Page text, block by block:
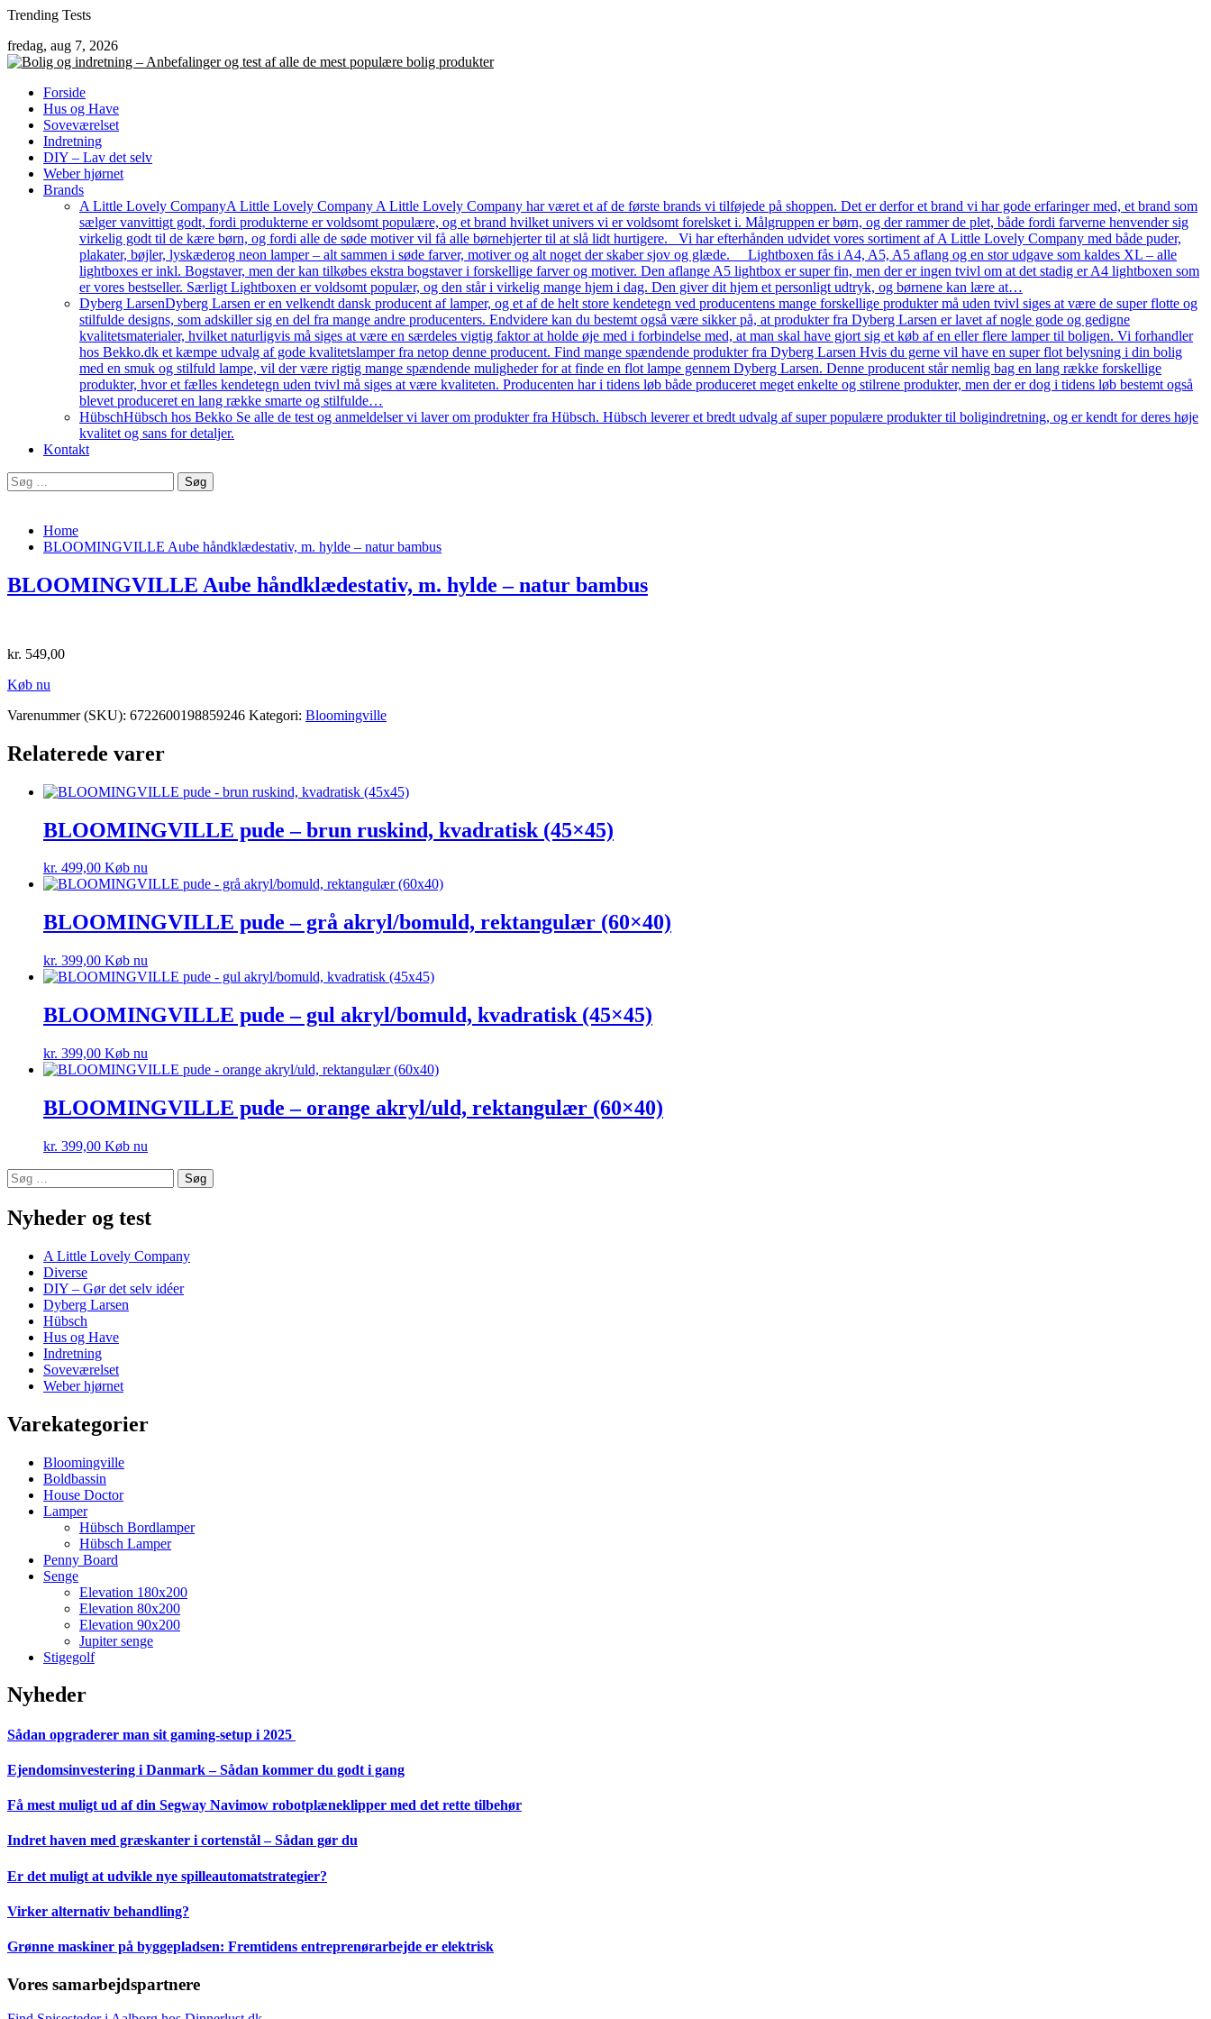
Skip
content
Trending Tests
fredag, aug 7, 2026
Forside
Hus og Have
Soveværelset
Indretning
DIY – Lav det selv
Weber hjørnet
Brands
A Little Lovely CompanyA Little Lovely Company A Little Lovely Company har været et af de første brands vi tilføjede på shoppen. Det er derfor et brand vi har gode erfaringer med, et brand som
sælger vanvittigt godt, fordi produkterne er voldsomt populære, og et brand hvilket univers vi er voldsomt forelsket i. Målgruppen er børn, og der rammer de plet, både fordi farverne henvender sig
virkelig godt til de kære børn, og fordi alle de søde motiver vil få alle børnehjerter til at slå lidt hurtigere. Vi har efterhånden udvidet vores sortiment af A Little Lovely Company med både puder,
plakater, bøjler, lyskæderog neon lamper – alt sammen i søde farver, motiver og alt noget der skaber sjov og glæde. Lightboxen fås i A4, A5, A5 aflang og en stor udgave som kaldes XL – alle
lightboxes er inkl. Bogstaver, men der kan tilkøbes ekstra bogstaver i forskellige farver og motiver. Den aflange A5 lightbox er super fin, men der er ingen tvivl om at det stadig er A4 lightboxen som
er vores bestseller. Særligt Lightboxen er voldsomt populær, og den står i virkelig mange hjem i dag. Den giver dit hjem et personligt udtryk, og børnene kan lære at…
Dyberg LarsenDyberg Larsen er en velkendt dansk producent af lamper, og et af de helt store kendetegn ved producentens mange forskellige produkter må uden tvivl siges at være de super flotte og
stilfulde designs, som adskiller sig en del fra mange andre producenters. Endvidere kan du bestemt også være sikker på, at produkter fra Dyberg Larsen er lavet af nogle gode og gedigne
kvalitetsmaterialer, hvilket naturligvis må siges at være en særdeles vigtig faktor at holde øje med i forbindelse med, at man skal have gjort sig et køb af en eller flere lamper til boligen. Vi forhandler
hos Bekko.dk et kæmpe udvalg af gode kvalitetslamper fra netop denne producent. Find mange spændende produkter fra Dyberg Larsen Hvis du gerne vil have en super flot belysning i din bolig
med en smuk og stilfuld lampe, vil der være rigtig mange spændende muligheder for at finde en flot lampe gennem Dyberg Larsen. Denne producent står nemlig bag en lang række forskellige
produkter, hvor et fælles kendetegn uden tvivl må siges at være kvaliteten. Producenten har i tidens løb både produceret meget enkelte og stilrene produkter, men der er dog i tidens løb bestemt også
blevet produceret en lang række smarte og stilfulde…
HübschHübsch hos Bekko Se alle de test og anmeldelser vi laver om produkter fra Hübsch. Hübsch leverer et bredt udvalg af super populære produkter til boligindretning, og er kendt for deres høje
kvalitet og sans for detaljer.
Kontakt
Søg
efter:
Home
BLOOMINGVILLE Aube håndklædestativ, m. hylde – natur bambus
BLOOMINGVILLE Aube håndklædestativ, m. hylde – natur bambus
kr. 549,00
Køb nu
Varenummer (SKU): 6722600198859246 Kategori: Bloomingville
Relaterede varer
BLOOMINGVILLE pude – brun ruskind, kvadratisk (45×45)
kr. 499,00 Køb nu
BLOOMINGVILLE pude – grå akryl/bomuld, rektangulær (60×40)
kr. 399,00 Køb nu
BLOOMINGVILLE pude – gul akryl/bomuld, kvadratisk (45×45)
kr. 399,00 Køb nu
BLOOMINGVILLE pude – orange akryl/uld, rektangulær (60×40)
kr. 399,00 Køb nu
Søg
efter:
Nyheder og test
A Little Lovely Company
Diverse
DIY – Gør det selv idéer
Dyberg Larsen
Hübsch
Hus og Have
Indretning
Soveværelset
Weber hjørnet
Varekategorier
Bloomingville
Boldbassin
House Doctor
Lamper
Hübsch Bordlamper
Hübsch Lamper
Penny Board
Senge
Elevation 180x200
Elevation 80x200
Elevation 90x200
Jupiter senge
Stigegolf
Nyheder
Sådan opgraderer man sit gaming-setup i 2025
Ejendomsinvestering i Danmark – Sådan kommer du godt i gang
Få mest muligt ud af din Segway Navimow robotplæneklipper med det rette tilbehør
Indret haven med græskanter i cortenstål – Sådan gør du
Er det muligt at udvikle nye spilleautomatstrategier?
Virker alternativ behandling?
Grønne maskiner på byggepladsen: Fremtidens entreprenørarbejde er elektrisk
Vores samarbejdspartnere